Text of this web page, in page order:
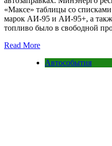
«Maксе» таблицы со
марок АИ-95 и АИ-95+, а
топливо было в свободной
Read More
Автособытия